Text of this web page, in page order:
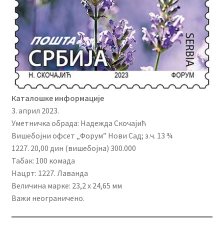
Каталошке информације
3. април 2023.
Уметничка обрада: Надежда Скочајић
Вишебојни офсет „Форум” Нови Сад; з.ч. 13 ¾
1227. 20,00 дин (вишебојна) 300.000
Табак: 100 комада
Нацрт: 1227. Лаванда
Величина марке: 23,2 x 24,65 мм
Важи неограничено.